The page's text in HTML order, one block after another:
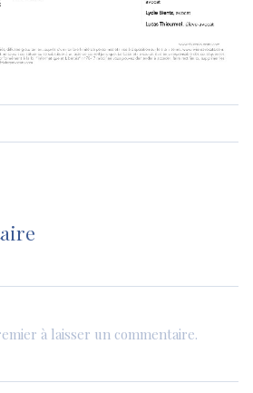
à laisser un commentaire.